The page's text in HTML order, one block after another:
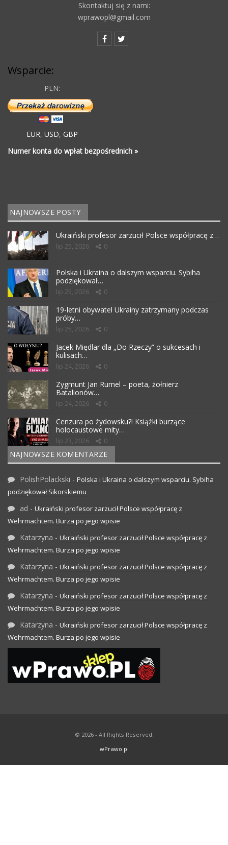
Skontaktuj się z nami:
wprawopl@gmail.com
Wsparcie:
PLN:
EUR, USD, GBP
Numer konta do wpłat bezpośrednich »
NAJNOWSZE POSTY
Ukraiński profesor zarzucił Polsce współpracę z…
lip 25, 2026 0
Polska i Ukraina o dalszym wsparciu. Sybiha
podziękował…
lip 25, 2026 0
19-letni obywatel Ukrainy zatrzymany podczas
próby…
lip 25, 2026 0
Jacek Międlar dla „Do Rzeczy” o sukcesach i
kulisach…
lip 24, 2026 0
Zygmunt Jan Rumel – poeta, żołnierz
Batalionów…
lip 24, 2026 0
Cenzura po żydowsku?! Książki burzące
holocaustowe mity…
lip 23, 2026 0
NAJNOWSZE KOMENTARZE
PolishPolackski - Polska i Ukraina o dalszym wsparciu. Sybiha
podziękował Sikorskiemu
ad - Ukraiński profesor zarzucił Polsce współpracę z
Wehrmachtem. Burza po jego wpisie
Katarzyna - Ukraiński profesor zarzucił Polsce współpracę z
Wehrmachtem. Burza po jego wpisie
Katarzyna - Ukraiński profesor zarzucił Polsce współpracę z
Wehrmachtem. Burza po jego wpisie
Katarzyna - Ukraiński profesor zarzucił Polsce współpracę z
Wehrmachtem. Burza po jego wpisie
Katarzyna - Ukraiński profesor zarzucił Polsce współpracę z
Wehrmachtem. Burza po jego wpisie
© 2026 - All Rights Reserved.
wPrawo.pl